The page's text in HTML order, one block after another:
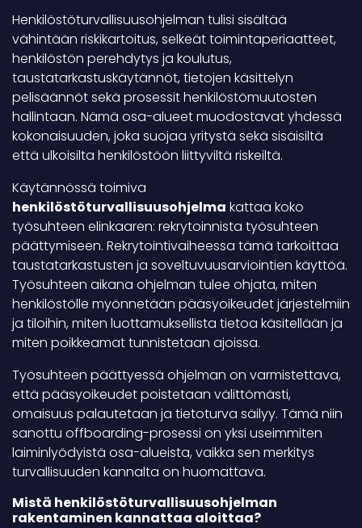
Henkilöstöturvallisuusohjelman tulisi sisältää
vähintään riskikartoitus, selkeät toimintaperiaatteet,
henkilöstön perehdytys ja koulutus,
taustatarkastuskäytännöt, tietojen käsittelyn
pelisäännöt sekä prosessit henkilöstömuutosten
hallintaan. Nämä osa-alueet muodostavat yhdessä
kokonaisuuden, joka suojaa yritystä sekä sisäisiltä
että ulkoisilta henkilöstöön liittyviltä riskeiltä.
Käytännössä toimiva
henkilöstöturvallisuusohjelma kattaa koko
työsuhteen elinkaaren: rekrytoinnista työsuhteen
päättymiseen. Rekrytointivaiheessa tämä tarkoittaa
taustatarkastusten ja soveltuvuusarviointien käyttöä.
Työsuhteen aikana ohjelman tulee ohjata, miten
henkilöstölle myönnetään pääsyoikeudet järjestelmiin
ja tiloihin, miten luottamuksellista tietoa käsitellään ja
miten poikkeamat tunnistetaan ajoissa.
Työsuhteen päättyessä ohjelman on varmistettava,
että pääsyoikeudet poistetaan välittömästi,
omaisuus palautetaan ja tietoturva säilyy. Tämä niin
sanottu offboarding-prosessi on yksi useimmiten
laiminlyödyistä osa-alueista, vaikka sen merkitys
turvallisuuden kannalta on huomattava.
Mistä henkilöstöturvallisuusohjelman
rakentaminen kannattaa aloittaa?